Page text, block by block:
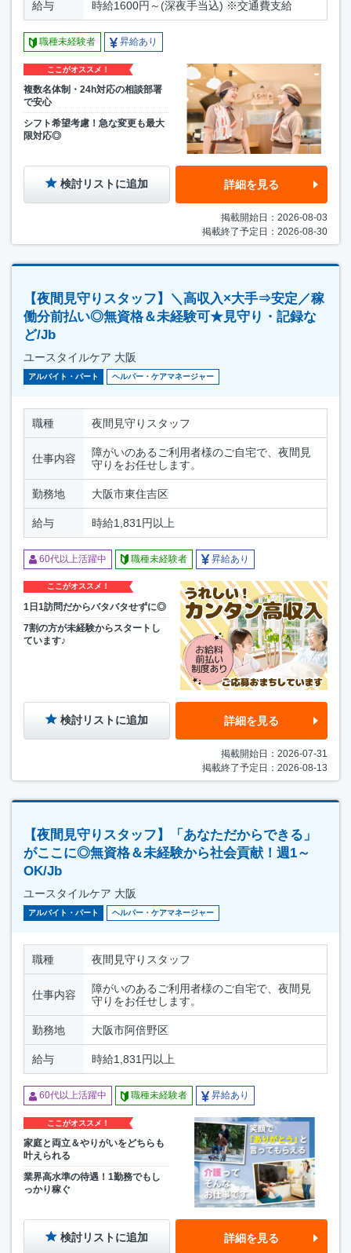
給与 時給1600円～(深夜手当込) ※交通費支給
職種未経験者 昇給あり
ここがオススメ！
複数名体制・24h対応の相談部署
で安心
シフト希望考慮！急な変更も最大
限対応◎
検討リストに追加 詳細を見る
掲載開始日：2026-08-03
掲載終了予定日：2026-08-30
【夜間見守りスタッフ】＼高収入×大手⇒安定／稼
働分前払い◎無資格＆未経験可★見守り・記録な
ど/Jb
ユースタイルケア 大阪
アルバイト・パート ヘルパー・ケアマネージャー
職種 夜間見守りスタッフ
仕事内容
障がいのあるご利用者様のご自宅で、夜間見
守りをお任せします。
勤務地 大阪市東住吉区
給与 時給1,831円以上
60代以上活躍中 職種未経験者 昇給あり
ここがオススメ！
1日1訪問だからバタバタせずに◎
7割の方が未経験からスタートし
ています♪
検討リストに追加 詳細を見る
掲載開始日：2026-07-31
掲載終了予定日：2026-08-13
【夜間見守りスタッフ】「あなただからできる」
がここに◎無資格＆未経験から社会貢献！週1～
OK/Jb
ユースタイルケア 大阪
アルバイト・パート ヘルパー・ケアマネージャー
職種 夜間見守りスタッフ
仕事内容
障がいのあるご利用者様のご自宅で、夜間見
守りをお任せします。
勤務地 大阪市阿倍野区
給与 時給1,831円以上
60代以上活躍中 職種未経験者 昇給あり
ここがオススメ！
家庭と両立＆やりがいをどちらも
叶えられる
業界高水準の待遇！1勤務でもし
っかり稼ぐ
検討リストに追加 詳細を見る